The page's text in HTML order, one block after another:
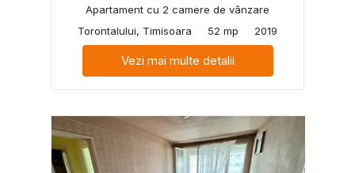
Apartament cu 2 camere de vânzare
Torontalului, Timisoara
52 mp 2019
Vezi mai multe detalii